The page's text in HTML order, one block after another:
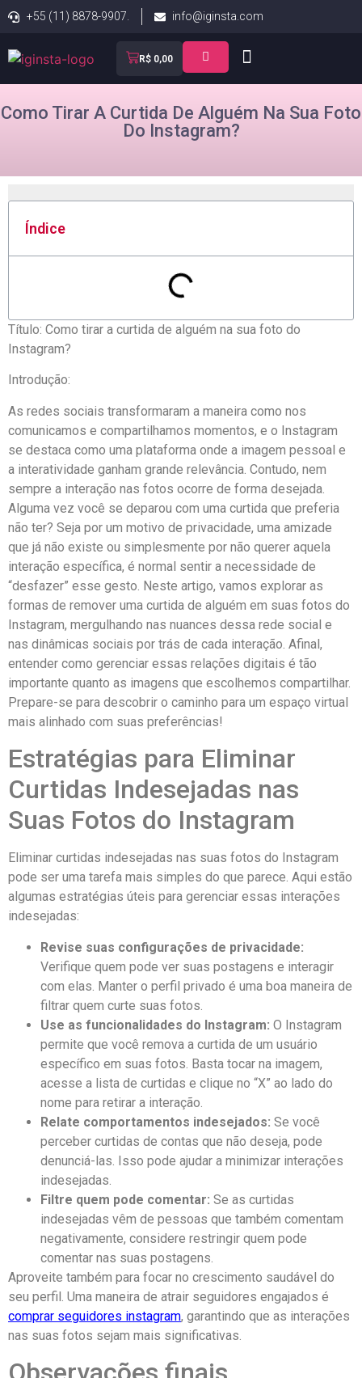
+55 (11) 8878-9907. info@iginsta.com
R$ 0,00
Como Tirar A Curtida De Alguém Na Sua Foto
Do Instagram?
Índice
Título:⁤ Como tirar a curtida de ⁣alguém na sua foto​ do
Instagram?
Introdução:
As redes‍ sociais transformaram ‍a maneira como‌ nos
comunicamos e compartilhamos momentos, e o Instagram
se destaca como uma plataforma onde a imagem pessoal e
a interatividade ganham grande relevância. Contudo, nem
⁤sempre⁢ a interação nas fotos ocorre de forma desejada.
Alguma vez ⁣você se ⁣deparou​ com uma curtida que preferia
não ter? Seja por‌ um motivo de​ privacidade, uma amizade
que ⁤já não⁣ existe ou⁣ simplesmente‍ por não querer aquela
interação específica, é normal sentir a ⁢necessidade de
“desfazer” esse gesto. Neste artigo, vamos explorar as
formas de remover uma curtida de alguém​ em suas fotos do‍
Instagram, mergulhando nas ⁤nuances‌ dessa ‍rede social e
nas‍ dinâmicas‍ sociais por⁣ trás ⁤de ⁢cada interação. Afinal,
entender como ⁢gerenciar⁢ essas relações digitais é tão
importante ‍quanto as imagens que escolhemos compartilhar.
⁤Prepare-se ⁣para descobrir o caminho para ⁤um‌ espaço ⁣virtual
⁤mais‌ alinhado com suas ⁣preferências!
Estratégias para Eliminar⁣
Curtidas Indesejadas nas
Suas Fotos do Instagram
Eliminar curtidas indesejadas nas suas fotos do Instagram
pode‌ ser uma tarefa ‌mais simples do que‍ parece. Aqui estão
algumas estratégias úteis para ‍gerenciar essas interações
indesejadas:
Revise suas⁢ configurações de privacidade:
Verifique quem pode‍ ver suas postagens e interagir
com elas. ⁢Manter ​o⁣ perfil privado é uma boa maneira ⁢de
filtrar‍ quem curte suas⁢ fotos.
Use as funcionalidades do Instagram: O‍ Instagram
permite‌ que ⁣você remova a curtida de um usuário
específico em suas ⁢fotos.​ Basta ⁢tocar ​na imagem,
⁣acesse⁤ a ​lista de curtidas⁢ e clique no “X” ao⁣ lado ‍do
nome para retirar a interação.
Relate⁤ comportamentos indesejados: Se você
perceber curtidas de contas que não ⁤deseja, pode
denunciá-las.‍ Isso pode ajudar a ⁤minimizar interações
indesejadas.
Filtre ⁣quem pode ‌comentar: ⁣Se as ⁣curtidas
indesejadas vêm de pessoas que ⁤também comentam
negativamente, considere restringir‌ quem pode‍
comentar⁣ nas suas postagens.
Aproveite também para focar ‍no crescimento saudável⁢ do
seu perfil. ​Uma‌ maneira⁢ de atrair seguidores engajados⁤ é
comprar seguidores instagram, garantindo que as interações
nas suas fotos sejam mais significativas.